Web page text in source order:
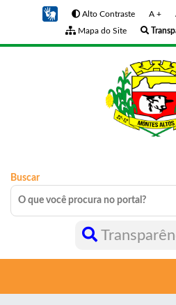
Alto Contraste A +
Mapa do Site
Buscar